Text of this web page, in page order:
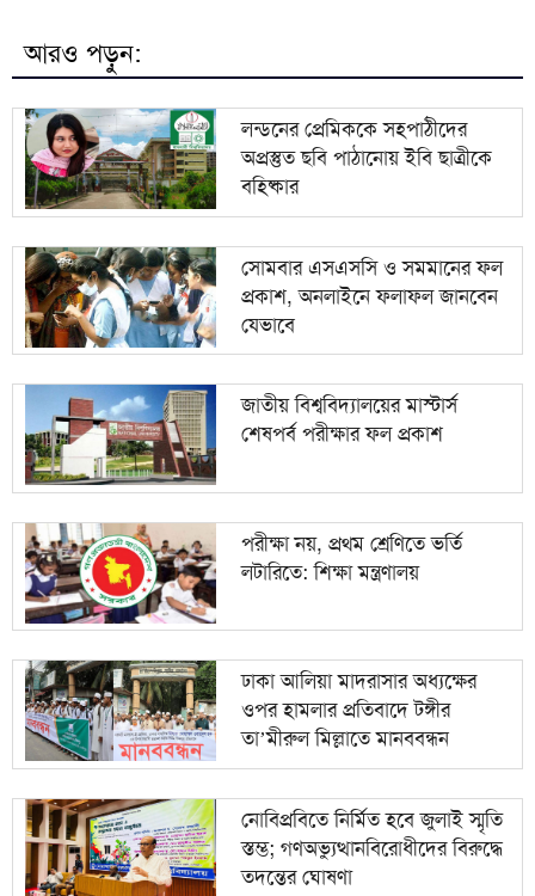
সম্পাদক সাঈদ পান্থ
৯ জামায়াত আমিরের
১০ জ্বালানি খাত অস্থিতিশীল করতে একটি চক্র সক্রিয়:
প্রধানমন্ত্রী
আরও পড়ুন:
লন্ডনের প্রেমিককে সহপাঠীদের
অপ্রস্তুত ছবি পাঠানোয় ইবি ছাত্রীকে
বহিষ্কার
সোমবার এসএসসি ও সমমানের ফল
প্রকাশ, অনলাইনে ফলাফল জানবেন
যেভাবে
জাতীয় বিশ্ববিদ্যালয়ের মাস্টার্স
শেষপর্ব পরীক্ষার ফল প্রকাশ
পরীক্ষা নয়, প্রথম শ্রেণিতে ভর্তি
লটারিতে: শিক্ষা মন্ত্রণালয়
ঢাকা আলিয়া মাদরাসার অধ্যক্ষের
ওপর হামলার প্রতিবাদে টঙ্গীর
তা’মীরুল মিল্লাতে মানববন্ধন
নোবিপ্রবিতে নির্মিত হবে জুলাই স্মৃতি
স্তম্ভ; গণঅভ্যুত্থানবিরোধীদের বিরুদ্ধে
তদন্তের ঘোষণা